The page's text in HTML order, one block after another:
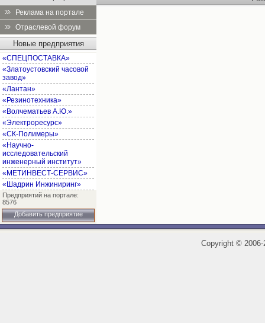
Реклама на портале
Отраслевой форум
Новые предприятия
«СПЕЦПОСТАВКА»
«Златоустовский часовой
завод»
«Лантан»
«Резинотехника»
«Волчематьев А.Ю.»
«Электроресурс»
«СК-Полимеры»
«Научно-
исследовательский
инженерный институт»
«МЕТИНВЕСТ-СЕРВИС»
«Шадрин Инжиниринг»
Предприятий на портале:
8576
Добавить предприятие
Copyright ©